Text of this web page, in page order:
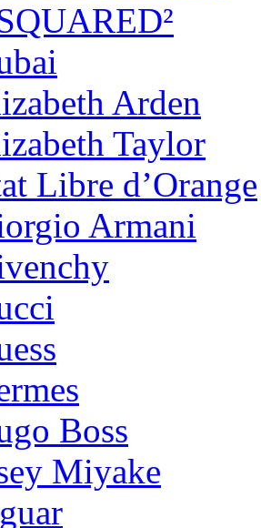
Arden
Taylor
Libre d’Orange
Armani
Boss
Miyake